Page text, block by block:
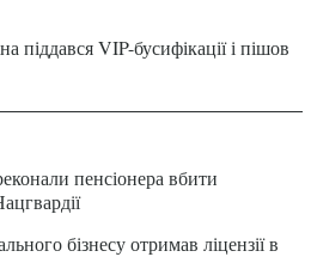
піддався VIP-бусифікації і пішов
пенсіонера вбити
бізнесу отримав ліцензії в